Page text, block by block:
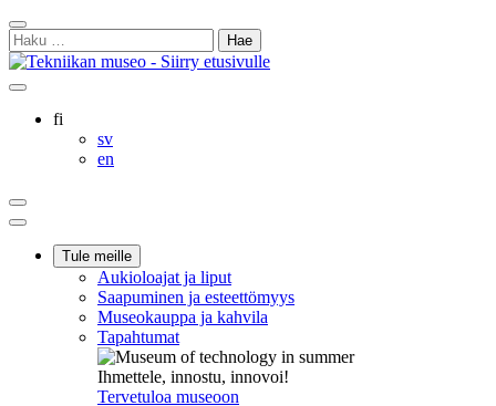
Siirry
sisältöön
Sulje
hakukenttä
Haku:
Ostoskorisi
Oma
Hae
sivultafi
svSvenska
en
Ostoskorisi
Oma
tiliHae
Päävalikko
Tule meille
Aukioloajat ja liput
Saapuminen ja esteettömyys
Museokauppa ja kahvila
Tapahtumat
Ihmettele, innostu, innovoi!
Tervetuloa museoon